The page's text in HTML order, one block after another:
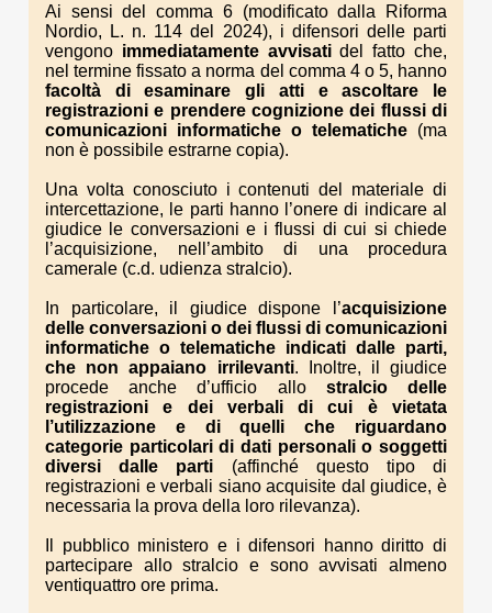
Ai sensi del comma 6 (modificato dalla Riforma
Nordio, L. n. 114 del 2024), i difensori delle parti
vengono immediatamente avvisatidel fatto che,
nel termine fissato a norma del comma 4 o 5, hanno
facoltà di esaminare gli atti e ascoltare le
registrazioni e prendere cognizione dei flussi di
comunicazioni informatiche o telematiche (ma
non è possibile estrarne copia).
Una volta conosciuto i contenuti del materiale di
intercettazione, le parti hanno l’onere di indicare al
giudice le conversazioni e i flussi di cui si chiede
l’acquisizione, nell’ambito di una procedura
camerale (c.d. udienza stralcio).
In particolare, il giudice dispone l’acquisizione
delle conversazioni o dei flussi di comunicazioni
informatiche o telematiche indicati dalle parti,
che non appaiano irrilevanti. Inoltre, il giudice
procede anche d’ufficio allo stralcio delle
registrazioni e dei verbali di cui è vietata
l’utilizzazione e di quelli che riguardano
categorie particolari di dati personali o soggetti
diversi dalle parti (affinché questo tipo di
registrazioni e verbali siano acquisite dal giudice, è
necessaria la prova della loro rilevanza).
Il pubblico ministero e i difensori hanno diritto di
partecipare allo stralcio e sono avvisati almeno
ventiquattro ore prima.